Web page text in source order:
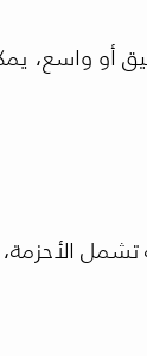
أو واسع،